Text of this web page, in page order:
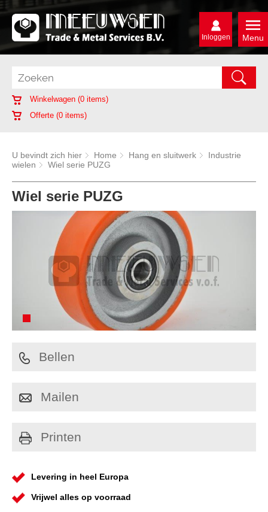
Menu
Inloggen
Winkelwagen (0 items)
Offerte (0 items)
U bevindt zich hier Home Hang en sluitwerk
Industrie
wielen
Wiel serie PUZG
Wiel serie PUZG
Bellen
Mailen
Printen
Levering in heel Europa
Vrijwel alles op voorraad